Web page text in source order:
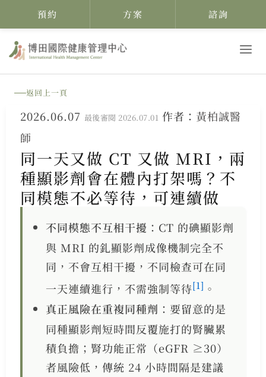
至
主
返回上一頁
2026.06.07 最後審閱 2026.07.01 作者： 黃柏誠醫
師
同一天又做 CT 又做 MRI，兩
種顯影劑會在體內打架嗎？不
同模態不必等待，可連續做
不同模態不互相干擾 ：CT 的碘顯影劑
與 MRI 的釓顯影劑成像機制完全不
同，不會互相干擾，不同檢查可在同
一天連續進行，不需強制等待[1] 。
真正風險在重複同種劑 ：要留意的是
同種顯影劑短時間反覆施打的腎臟累
積負擔；腎功能正常（eGFR ≥30）
者風險低，傳統 24 小時間隔是建議
預約 方案 諮詢